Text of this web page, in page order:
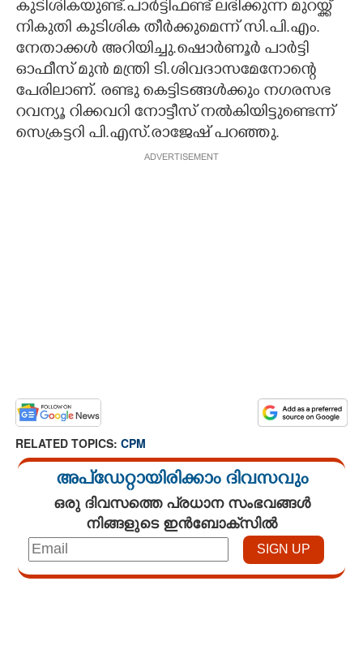
കുടിശികയുണ്ട്.പാർട്ടിഫണ്ട് ലഭിക്കുന്ന മുറയ്ക്ക്
നികുതി കുടിശിക തീർക്കുമെന്ന് സി.പി.എം.
നേതാക്കൾ അറിയിച്ചു.ഷൊർണൂർ പാർട്ടി
ഓഫീസ് മുൻ മന്ത്രി ടി.ശിവദാസമേനോന്റെ
പേരിലാണ്. രണ്ടു കെട്ടിടങ്ങൾക്കും നഗരസഭ
റവന്യൂ റിക്കവറി നോട്ടീസ് നൽകിയിട്ടുണ്ടെന്ന്
സെക്രട്ടറി പി.എസ്.രാജേഷ് പറഞ്ഞു.
ADVERTISEMENT
RELATED TOPICS: CPM
അപ്ഡേറ്റായിരിക്കാം ദിവസവും
ഒരു ദിവസത്തെ പ്രധാന സംഭവങ്ങൾ
നിങ്ങളുടെ ഇൻബോക്സിൽ